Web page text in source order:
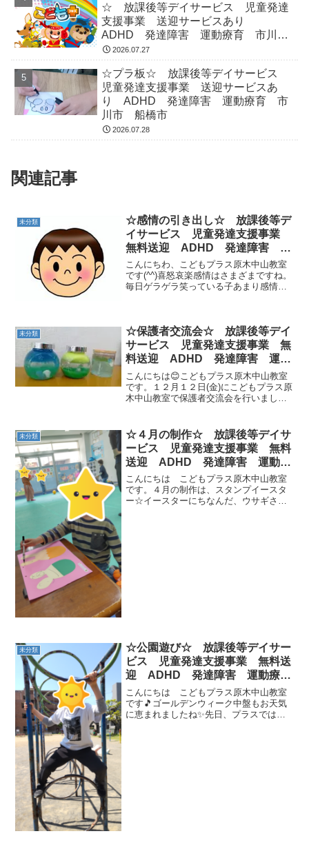
☆ 放課後等デイサービス 児童発達
支援事業 送迎サービスあり
ADHD 発達障害 運動療育 市川
市 船橋市
2026.07.27
☆プラ板☆ 放課後等デイサービス
児童発達支援事業 送迎サービスあ
り ADHD 発達障害 運動療育 市
川市 船橋市
2026.07.28
関連記事
未分類
☆感情の引き出し☆ 放課後等デ
イサービス 児童発達支援事業
無料送迎 ADHD 発達障害 運
動療育 市川市 船橋市
こんにちわ、こどもプラス原木中山教室
です(^^)喜怒哀楽感情はさまざまですね。
毎日ゲラゲラ笑っている子あまり感情を
しまう子注意を引き...
未分類
☆保護者交流会☆ 放課後等デイ
サービス 児童発達支援事業 無
料送迎 ADHD 発達障害 運動
療育 市川市 船橋市
こんにちは😊こどもプラス原木中山教室
です。１２月１２日(金)にこどもプラス原
木中山教室で保護者交流会を行いまし
芳香剤作りをしました！！好きな色の絵
の具で色付けをして貝殻...
未分類
☆４月の制作☆ 放課後等デイサ
ービス 児童発達支援事業 無料
送迎 ADHD 発達障害 運動療
育 市川市 船橋市
こんにちは こどもプラス原木中山教室
です。４月の制作は、スタンプイースタ
ー☆イースターにちなんだ、ウサギさん
未分類
☆公園遊び☆ 放課後等デイサー
ビス 児童発達支援事業 無料送
迎 ADHD 発達障害 運動療
育 市川市 船橋市
こんにちは こどもプラス原木中山教室
です🎵ゴールデンウィーク中盤もお天気
に恵まれましたね✨先日、プラスでは公